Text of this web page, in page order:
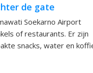
de gate
Soekarno Airport
of restaurants. Er zijn
snacks, water en